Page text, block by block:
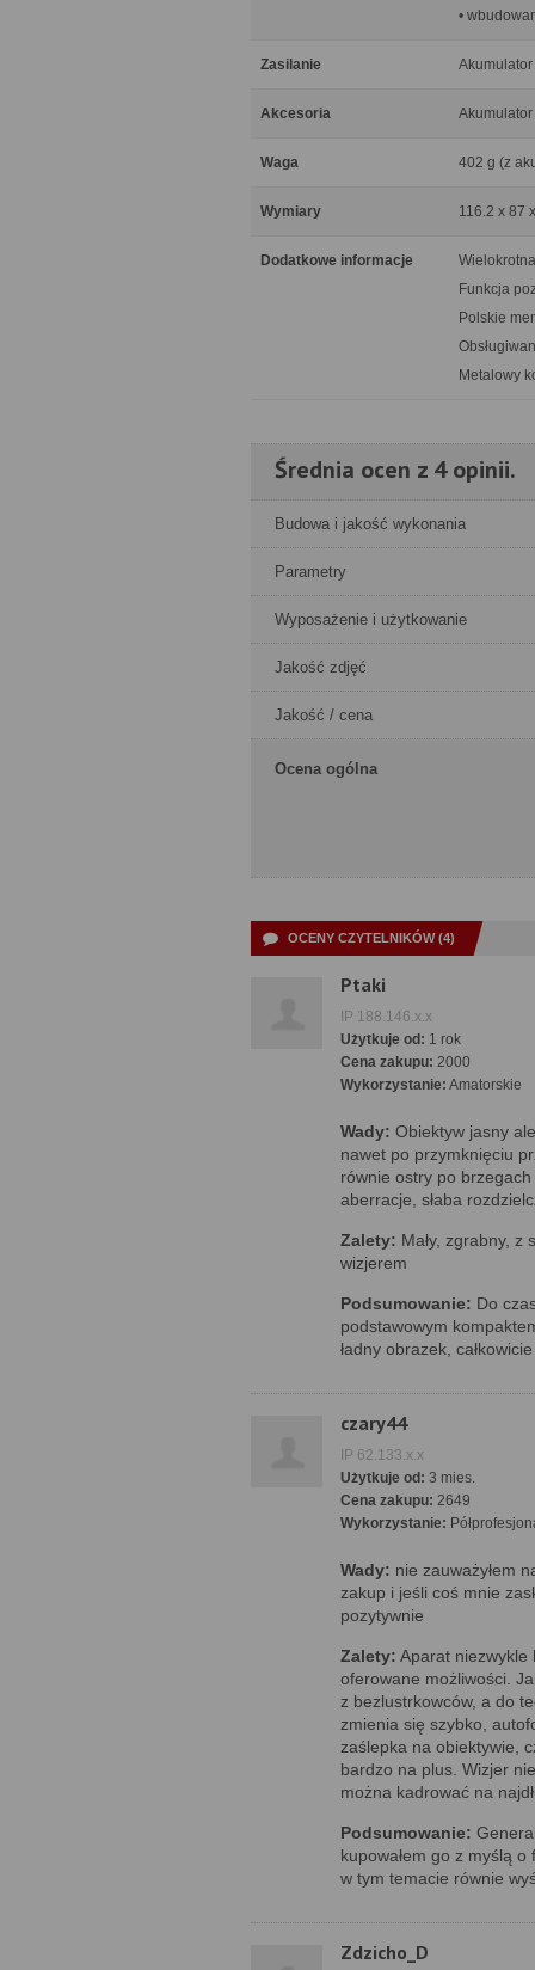
•
Zasilanie
Akcesoria
Waga 402 g (z
Wymiary 116.2 x 87
Dodatkowe informacje
Funkcja
Polskie
Metalowy
Średnia ocen z 4 opinii.
Budowa i jakość wykonania
Parametry
Wyposażenie i użytkowanie
Jakość zdjęć
Jakość / cena
Ocena ogólna
OCENY CZYTELNIKÓW (4)
Ptaki
IP 188.146.x.x
Użytkuje od: 1 rok
Cena zakupu: 2000
Wykorzystanie: Amatorskie
Wady: Obiektyw jasny
nawet po przymknięciu
równie ostry po
aberracje, słaba
Zalety: Mały, zgrabny, z
wizjerem
Podsumowanie: Do
podstawowym
ładny obrazek,
czary44
IP 62.133.x.x
Użytkuje od: 3 mies.
Cena zakupu: 2649
Wykorzystanie:
Wady: nie zauważyłem
zakup i jeśli coś mnie
pozytywnie
Zalety: Aparat niezwykle
oferowane możliwości.
z bezlustrkowców, a do
zmienia się szybko,
zaślepka na obiektywie,
bardzo na plus. Wizjer
można kadrować na
Podsumowanie:
kupowałem go z myślą
w tym temacie równie
Zdzicho_D